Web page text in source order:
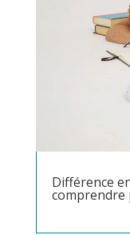
Différence
comprendre